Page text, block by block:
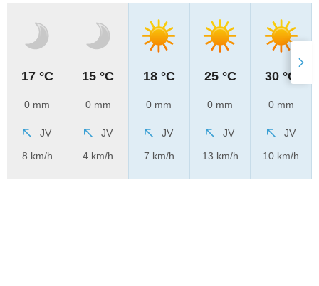
17 °C
0 mm
JV
8 km/h
15 °C
0 mm
JV
4 km/h
18 °C
0 mm
JV
7 km/h
25 °C
0 mm
JV
13 km/h
30 °C
0 mm
JV
10 km/h